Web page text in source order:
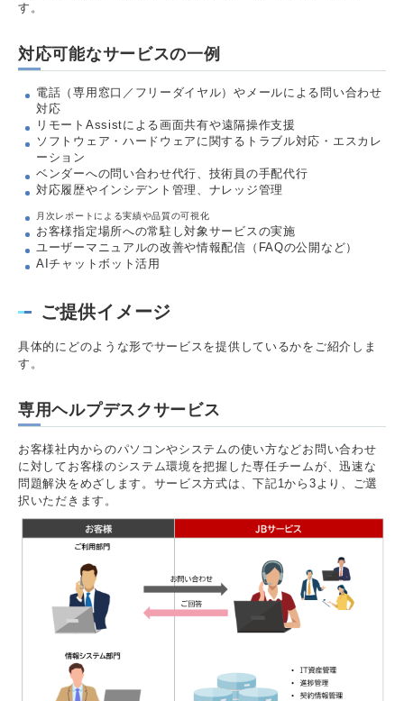
す。
対応可能なサービスの一例
電話（専用窓口／フリーダイヤル）やメールによる問い合わせ
対応
リモートAssistによる画面共有や遠隔操作支援
ソフトウェア・ハードウェアに関するトラブル対応・エスカレ
ーション
ベンダーへの問い合わせ代行、技術員の手配代行
対応履歴やインシデント管理、ナレッジ管理
月次レポートによる実績や品質の可視化
お客様指定場所への常駐し対象サービスの実施
ユーザーマニュアルの改善や情報配信（FAQの公開など）
AIチャットボット活用
ご提供イメージ
具体的にどのような形でサービスを提供しているかをご紹介しま
す。
専用ヘルプデスクサービス
お客様社内からのパソコンやシステムの使い方などお問い合わせ
に対してお客様のシステム環境を把握した専任チームが、迅速な
問題解決をめざします。サービス方式は、下記1から3より、ご選
択いただきます。